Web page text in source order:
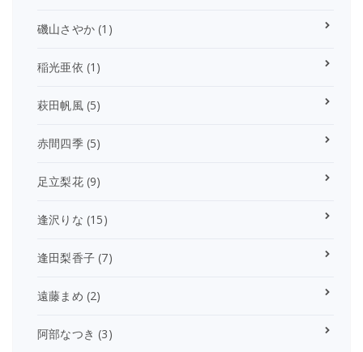
磯山さやか (1)
稲光亜依 (1)
萩田帆風(5)
赤間四季(5)
足立梨花(9)
逢沢りな (15)
逢田梨香子 (7)
遠藤まめ (2)
阿部なつき (3)